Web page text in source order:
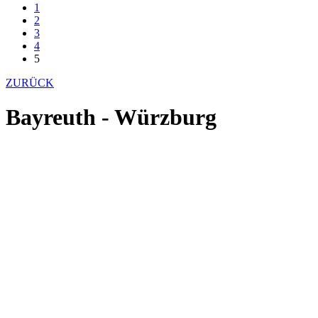
1
2
3
4
5
ZURÜCK
Bayreuth - Würzburg